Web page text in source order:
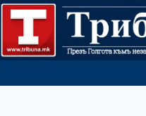
Skip
content